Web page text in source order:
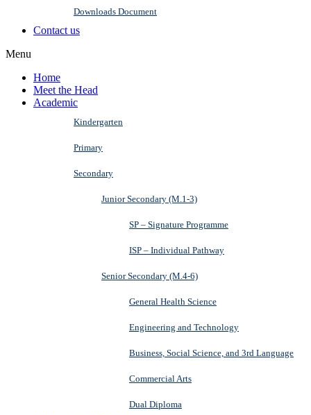
Downloads Document
Contact us
Menu
Home
Meet the Head
Academic
Kindergarten
Primary
Secondary
Junior Secondary (M.1-3)
SP – Signature Programme
ISP – Individual Pathway
Senior Secondary (M.4-6)
General Health Science
Engineering and Technology
Business, Social Science, and 3rd Language
Commercial Arts
Dual Diploma